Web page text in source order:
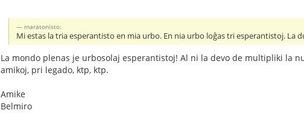
maratonisto:
Mi estas la tria esperantisto en mia urbo. En nia urbo loĝas tri esperantistoj. La
La mondo plenas je urbosolaj esperantistoj! Al ni la devo de multipliki la
amikoj, pri legado, ktp, ktp.
Amike
Belmiro